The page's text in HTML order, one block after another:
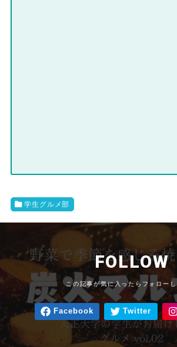
学生グルメ部
FOLLOW